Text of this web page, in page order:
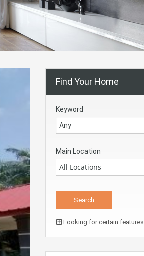
Find Your Home
Keyword
Main Location
All Locations
Looking for certain features